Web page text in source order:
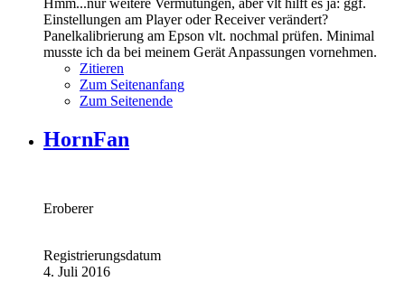
Hmm...nur weitere Vermutungen, aber vlt hilft es ja: ggf.
Einstellungen am Player oder Receiver verändert?
Panelkalibrierung am Epson vlt. nochmal prüfen. Minimal
musste ich da bei meinem Gerät Anpassungen vornehmen.
Zitieren
Zum Seitenanfang
Zum Seitenende
HornFan
Eroberer
Registrierungsdatum
4. Juli 2016